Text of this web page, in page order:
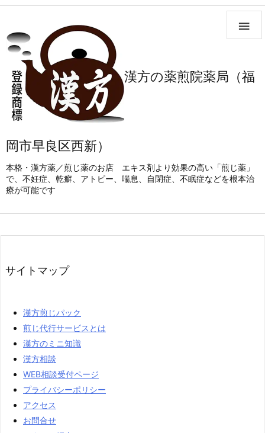
漢方の薬煎院薬局（福
岡市早良区西新）
本格・漢方薬／煎じ薬のお店 エキス剤より効果の高い「煎じ薬」
で、不妊症、乾癬、アトピー、喘息、自閉症、不眠症などを根本治
療が可能です

サイトマップ
漢方煎じパック
煎じ代行サービスとは
漢方のミニ知識
漢方相談
WEB相談受付ページ
プライバシーポリシー
アクセス
お問合せ